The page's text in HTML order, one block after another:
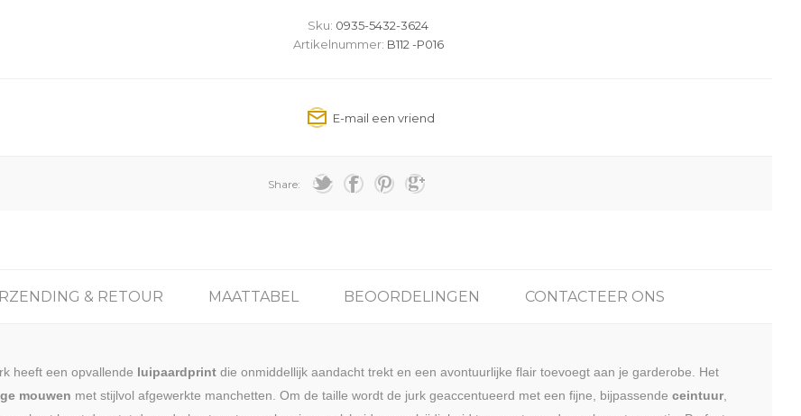
Sku: 0935-5432-3624
Artikelnummer: B112 -P016
Share:
& RETOUR MAATTABEL BEOORDELINGEN CONTACTEER ONS
heeft een opvallende luipaardprint die onmiddellijk aandacht trekt en een avontuurlijke flair toevoegt aan je garderobe. Het
mouwen met stijlvol afgewerkte manchetten. Om de taille wordt de jurk geaccentueerd met een fijne, bijpassende ceintuur,